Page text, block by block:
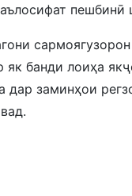
пешбинӣ
сармоягузорон
як банди лоиҳа
дар заминҳои